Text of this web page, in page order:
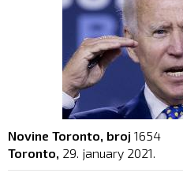
Novine Toronto, broj 1654
Toronto, 29. january 2021.